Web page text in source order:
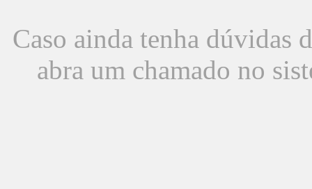
Caso ainda tenha dúvidas
abra um chamado no